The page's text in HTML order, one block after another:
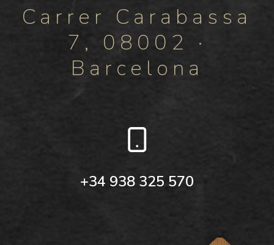
Carrer Carabassa
7, 08002 ·
Barcelona
+34 938 325 570